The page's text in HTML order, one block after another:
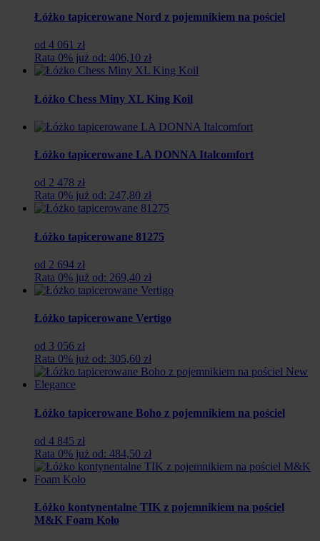
Łóżko tapicerowane Nord z pojemnikiem na pościel
od 4 061 zł
Rata 0% już od: 406,10 zł
Łóżko Chess Miny XL King Koil
Łóżko tapicerowane LA DONNA Italcomfort
od 2 478 zł
Rata 0% już od: 247,80 zł
Łóżko tapicerowane 81275
od 2 694 zł
Rata 0% już od: 269,40 zł
Łóżko tapicerowane Vertigo
od 3 056 zł
Rata 0% już od: 305,60 zł
Łóżko tapicerowane Boho z pojemnikiem na pościel
od 4 845 zł
Rata 0% już od: 484,50 zł
Łóżko kontynentalne TIK z pojemnikiem na pościel
M&K Foam Koło